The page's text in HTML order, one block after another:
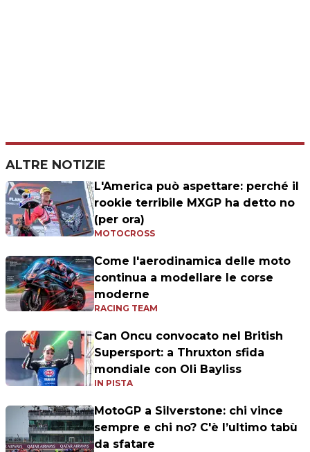
ALTRE NOTIZIE
L'America può aspettare: perché il
rookie terribile MXGP ha detto no
(per ora)
MOTOCROSS
Come l'aerodinamica delle moto
continua a modellare le corse
moderne
RACING TEAM
Can Oncu convocato nel British
Supersport: a Thruxton sfida
mondiale con Oli Bayliss
IN PISTA
MotoGP a Silverstone: chi vince
sempre e chi no? C'è l’ultimo tabù
da sfatare